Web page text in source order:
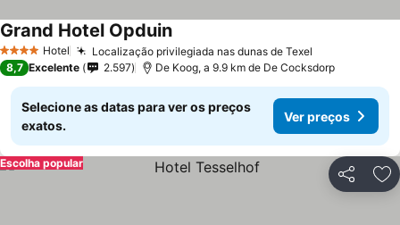
4 EstrelasHotel Localização privilegiada nas dunas de Texel
Grand Hotel Opduin
8,7 Excelente 2.597 De Koog, a 9.9 km de De Cocksdorp
Selecione as datas para ver os preços
exatos.
Ver preços
Partilhar
Escolha popular